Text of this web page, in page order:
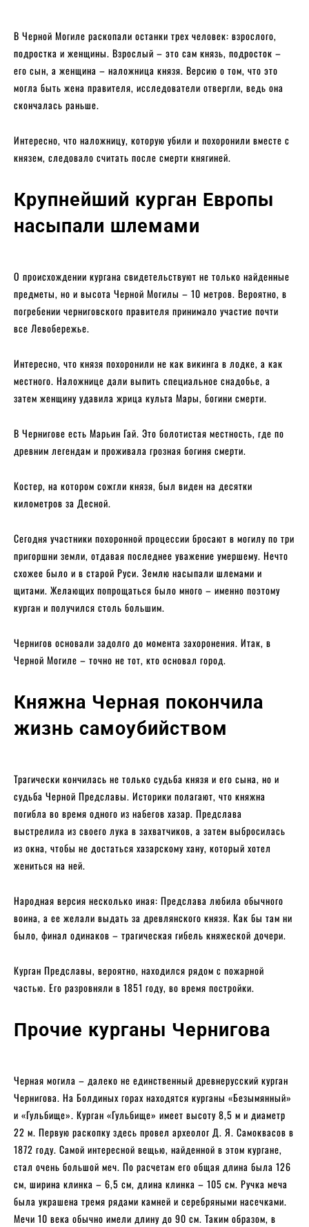
В Черной Могиле раскопали останки трех человек: взрослого,
подростка и женщины. Взрослый – это сам князь, подросток –
его сын, а женщина – наложница князя. Версию о том, что это
могла быть жена правителя, исследователи отвергли, ведь она
скончалась раньше.
Интересно, что наложницу, которую убили и похоронили вместе с
князем, следовало считать после смерти княгиней.
Крупнейший курган Европы
насыпали шлемами
О происхождении кургана свидетельствуют не только найденные
предметы, но и высота Черной Могилы – 10 метров. Вероятно, в
погребении черниговского правителя принимало участие почти
все Левобережье.
Интересно, что князя похоронили не как викинга в лодке, а как
местного. Наложнице дали выпить специальное снадобье, а
затем женщину удавила жрица культа Мары, богини смерти.
В Чернигове есть Марьин Гай. Это болотистая местность, где по
древним легендам и проживала грозная богиня смерти.
Костер, на котором сожгли князя, был виден на десятки
километров за Десной.
Сегодня участники похоронной процессии бросают в могилу по три
пригоршни земли, отдавая последнее уважение умершему. Нечто
схожее было и в старой Руси. Землю насыпали шлемами и
щитами. Желающих попрощаться было много – именно поэтому
курган и получился столь большим.
Чернигов основали задолго до момента захоронения. Итак, в
Черной Могиле – точно не тот, кто основал город.
Княжна Черная покончила
жизнь самоубийством
Трагически кончилась не только судьба князя и его сына, но и
судьба Черной Предславы. Историки полагают, что княжна
погибла во время одного из набегов хазар. Предслава
выстрелила из своего лука в захватчиков, а затем выбросилась
из окна, чтобы не достаться хазарскому хану, который хотел
жениться на ней.
Народная версия несколько иная: Предслава любила обычного
воина, а ее желали выдать за древлянского князя. Как бы там ни
было, финал одинаков – трагическая гибель княжеской дочери.
Курган Предславы, вероятно, находился рядом с пожарной
частью. Его разровняли в 1851 году, во время постройки.
Прочие курганы Чернигова
Черная могила – далеко не единственный древнерусский курган
Чернигова. На Болдиных горах находятся курганы «Безымянный»
и «Гульбище». Курган «Гульбище» имеет высоту 8,5 м и диаметр
22 м. Первую раскопку здесь провел археолог Д. Я. Самоквасов в
1872 году. Самой интересной вещью, найденной в этом кургане,
стал очень большой меч. По расчетам его общая длина была 126
см, ширина клинка – 6,5 см, длина клинка – 105 см. Ручка меча
была украшена тремя рядами камней и серебряными насечками.
Мечи 10 века обычно имели длину до 90 см. Таким образом, в